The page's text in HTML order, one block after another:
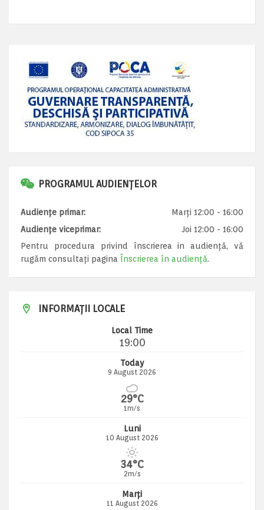
PROGRAMUL AUDIENȚELOR
Audiențe primar:
Marți 12:00 - 16:00
Audiențe viceprimar:
Joi 12:00 - 16:00
Pentru procedura privind înscrierea in audiență, vă
rugăm consultați pagina Înscrierea în audiență.
INFORMAȚII LOCALE
Local Time
19:00
Today
9 August 2026
29°C
1m/s
Luni
10 August 2026
34°C
2m/s
Marți
11 August 2026